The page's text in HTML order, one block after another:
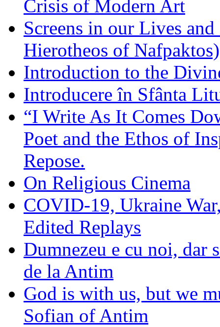
Crisis of Modern Art
Screens in our Lives
Hierotheos of Nafpaktos)
Introduction to the
Introducere în Sfânta
“I Write As It Comes
Poet and the Ethos of
Repose.
On Religious Cinema
COVID-19, Ukraine
Edited Replays
Dumnezeu e cu noi, dar
de la Antim
God is with us, but we
Sofian of Antim